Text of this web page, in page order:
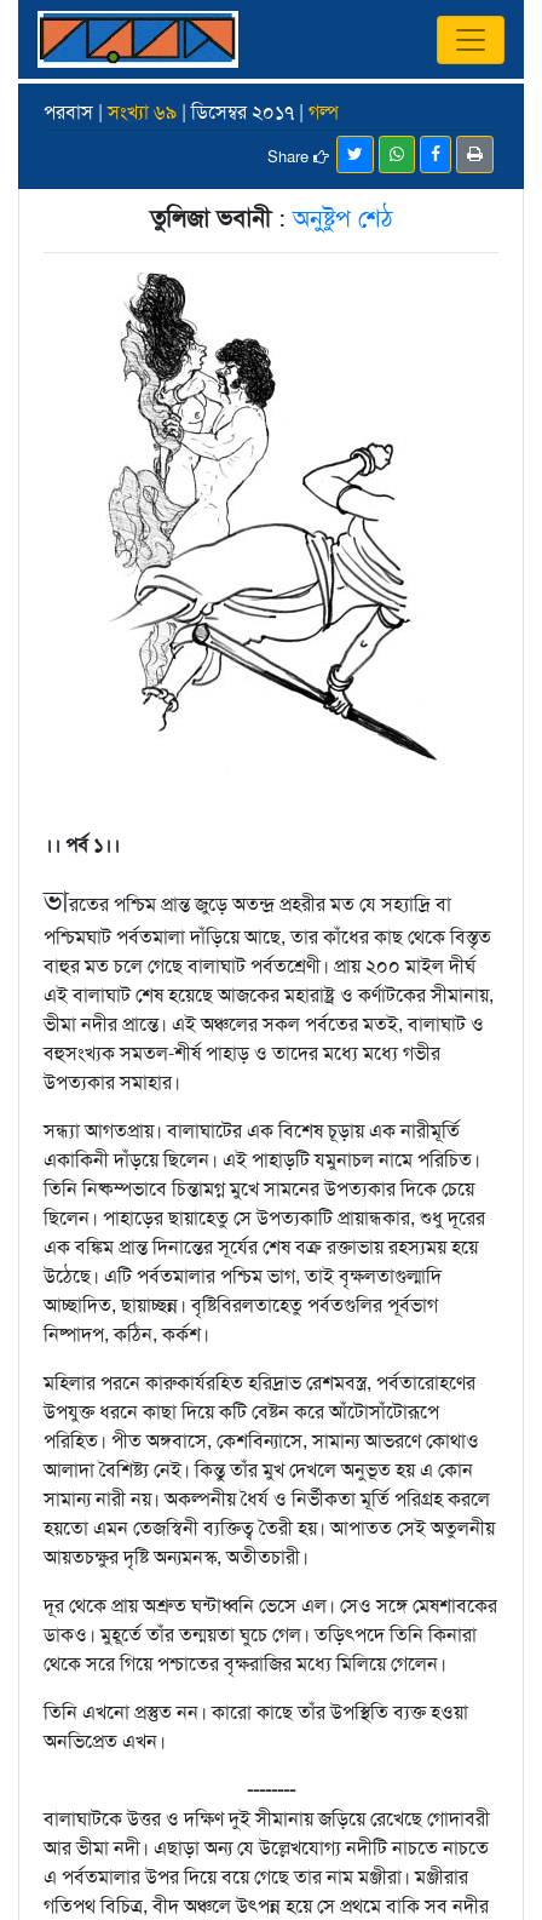
পরবাস |সংখ্যা ৬৯ | ডিসেম্বর ২০১৭ | গল্প
Share
তুলিজা ভবানী:অনুষ্টুপ শেঠ
।। পর্ব ১।।
ভারতের পশ্চিম প্রান্ত জুড়ে অতন্দ্র প্রহরীর মত যে সহ্যাদ্রি বা
পশ্চিমঘাট পর্বতমালা দাঁড়িয়ে আছে, তার কাঁধের কাছ থেকে বিস্তৃত
বাহুর মত চলে গেছে বালাঘাট পর্বতশ্রেণী। প্রায় ২০০ মাইল দীর্ঘ
এই বালাঘাট শেষ হয়েছে আজকের মহারাষ্ট্র ও কর্ণাটকের সীমানায়,
ভীমা নদীর প্রান্তে। এই অঞ্চলের সকল পর্বতের মতই, বালাঘাট ও
বহুসংখ্যক সমতল-শীর্ষ পাহাড় ও তাদের মধ্যে মধ্যে গভীর
উপত্যকার সমাহার।
সন্ধ্যা আগতপ্রায়। বালাঘাটের এক বিশেষ চূড়ায় এক নারীমূর্তি
একাকিনী দাঁড়য়ে ছিলেন। এই পাহাড়টি যমুনাচল নামে পরিচিত।
তিনি নিষ্কম্পভাবে চিন্তামগ্ন মুখে সামনের উপত্যকার দিকে চেয়ে
ছিলেন। পাহাড়ের ছায়াহেতু সে উপত্যকাটি প্রায়ান্ধকার, শুধু দূরের
এক বঙ্কিম প্রান্ত দিনান্তের সূর্যের শেষ বক্র রক্তাভায় রহস্যময় হয়ে
উঠেছে। এটি পর্বতমালার পশ্চিম ভাগ, তাই বৃক্ষলতাগুল্মাদি
আচ্ছাদিত, ছায়াচ্ছন্ন। বৃষ্টিবিরলতাহেতু পর্বতগুলির পূর্বভাগ
নিষ্পাদপ, কঠিন, কর্কশ।
মহিলার পরনে কারুকার্যরহিত হরিদ্রাভ রেশমবস্ত্র, পর্বতারোহণের
উপযুক্ত ধরনে কাছা দিয়ে কটি বেষ্টন করে আঁটোসাঁটোরূপে
পরিহিত। পীত অঙ্গবাসে, কেশবিন্যাসে, সামান্য আভরণে কোথাও
আলাদা বৈশিষ্ট্য নেই। কিন্তু তাঁর মুখ দেখলে অনুভূত হয় এ কোন
সামান্য নারী নয়। অকল্পনীয় ধৈর্য ও নির্ভীকতা মূর্তি পরিগ্রহ করলে
হয়তো এমন তেজস্বিনী ব্যক্তিত্ব তৈরী হয়। আপাতত সেই অতুলনীয়
আয়তচক্ষুর দৃষ্টি অন্যমনস্ক, অতীতচারী।
দূর থেকে প্রায় অশ্রুত ঘন্টাধ্বনি ভেসে এল। সেও সঙ্গে মেষশাবকের
ডাকও। মুহূর্তে তাঁর তন্ময়তা ঘুচে গেল। তড়িৎপদে তিনি কিনারা
থেকে সরে গিয়ে পশ্চাতের বৃক্ষরাজির মধ্যে মিলিয়ে গেলেন।
তিনি এখনো প্রস্তুত নন। কারো কাছে তাঁর উপস্থিতি ব্যক্ত হওয়া
অনভিপ্রেত এখন।
--------
বালাঘাটকে উত্তর ও দক্ষিণ দুই সীমানায় জড়িয়ে রেখেছে গোদাবরী
আর ভীমা নদী। এছাড়া অন্য যে উল্লেখযোগ্য নদীটি নাচতে নাচতে
এ পর্বতমালার উপর দিয়ে বয়ে গেছে তার নাম মঞ্জীরা। মঞ্জীরার
গতিপথ বিচিত্র, বীদ অঞ্চলে উৎপন্ন হয়ে সে প্রথমে বাকি সব নদীর